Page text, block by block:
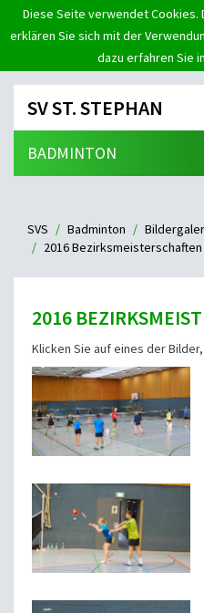
Diese Seite verwendet Cookies.
erklären Sie sich mit der
dazu erfahren Sie
SV ST. STEPHAN
BADMINTON
SVS Badminton
2016 Bezirksmeisterschaften
2016
Klicken Sie auf eines der